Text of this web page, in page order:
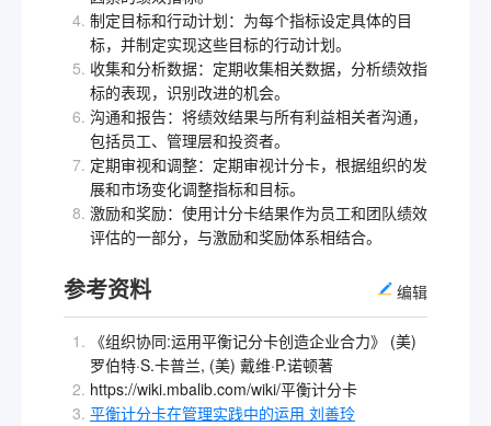
制定目标和行动计划：为每个指标设定具体的目
标，并制定实现这些目标的行动计划。
收集和分析数据：定期收集相关数据，分析绩效指
标的表现，识别改进的机会。
沟通和报告：将绩效结果与所有利益相关者沟通，
包括员工、管理层和投资者。
定期审视和调整：定期审视计分卡，根据组织的发
展和市场变化调整指标和目标。
激励和奖励：使用计分卡结果作为员工和团队绩效
评估的一部分，与激励和奖励体系相结合。
参考资料 编辑
《组织协同:运用平衡记分卡创造企业合力》 (美)
罗伯特·S.卡普兰, (美) 戴维·P.诺顿著
https://wiki.mbalib.com/wiki/平衡计分卡
平衡计分卡在管理实践中的运用 刘善玲